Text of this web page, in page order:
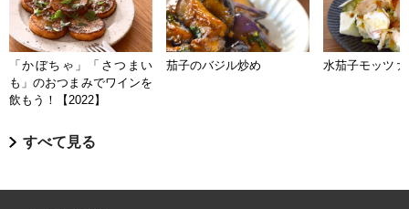
「かぼちゃ」「さつまい
も」のおつまみでワインを
飲もう！【2022】
茄子のバジル炒め 水茄子モッツァ
すべて見る